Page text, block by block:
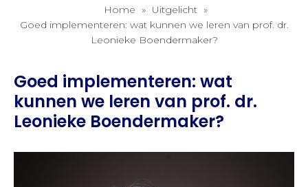
Home » Uitgelicht »
Goed implementeren: wat kunnen we leren van prof. dr.
Leonieke Boendermaker?
Goed implementeren: wat
kunnen we leren van prof. dr.
Leonieke Boendermaker?